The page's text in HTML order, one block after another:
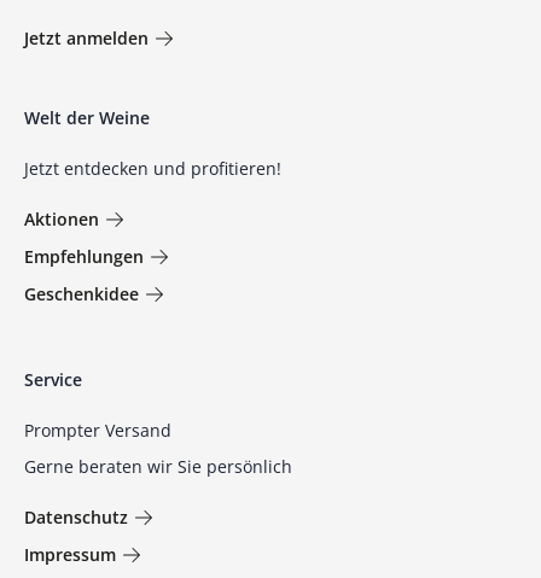
Jetzt anmelden
Welt der Weine
Jetzt entdecken und profitieren!
Aktionen
Empfehlungen
Geschenkidee
Service
Prompter Versand
Gerne beraten wir Sie persönlich
Datenschutz
Impressum